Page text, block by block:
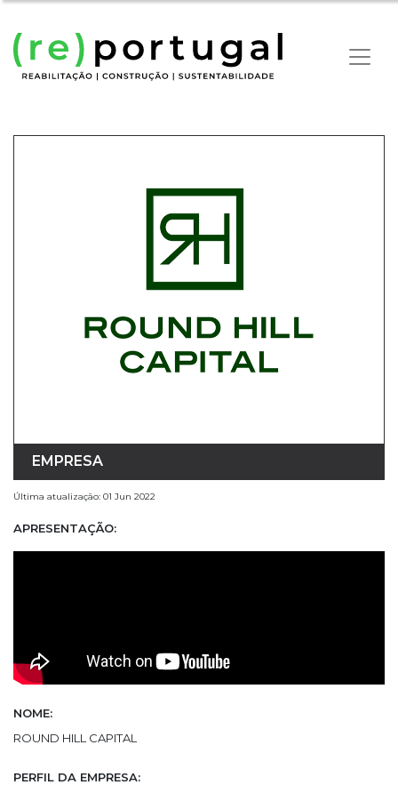
EMPRESA
Última atualização: 01 Jun 2022
APRESENTAÇÃO:
NOME:
ROUND HILL CAPITAL
PERFIL DA EMPRESA: